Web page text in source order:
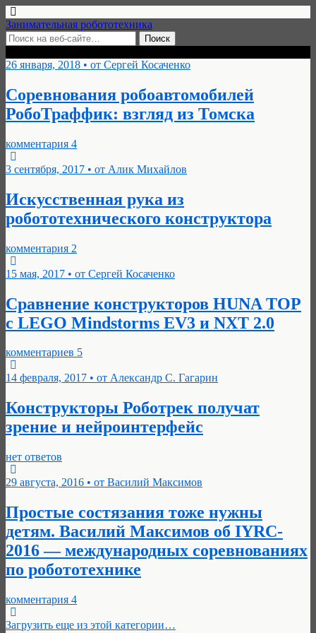
Занимательная робототехника
26 января, 2018 • от Сергей Косаченко
Соревнования робоавтомобилей
РобоТраффик: взгляд из Томска
комментария 4
3 сентября, 2017 • от Алик Михайлов
Искусственная рука из
робототехнического конструктора
комментария 2
15 мая, 2017 • от Сергей Косаченко
Сравнение конструкторов HUNA TOP
с LEGO Mindstorms EV3 и NXT 2.0
комментариев 5
14 февраля, 2017 • от Александр С. Гагарин
Конструкторы Роботрек получат
зрение и нейроинтерфейс
нет ответов
29 августа, 2016 • от Василий Максимов
Простые состязания тоже нужны
детям. Василий Максимов об IYRC-
2016 — международных соревнованиях
по робототехнике
комментария 4
Загрузить еще из этой категории…